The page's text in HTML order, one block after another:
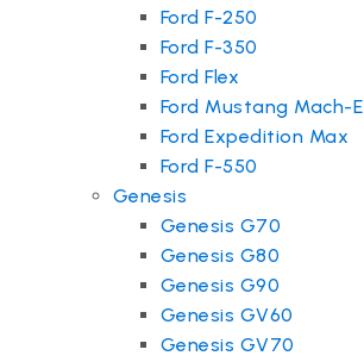
Ford F-250
Ford F-350
Ford Flex
Ford Mustang Mach-E
Ford Expedition Max
Ford F-550
Genesis
Genesis G70
Genesis G80
Genesis G90
Genesis GV60
Genesis GV70